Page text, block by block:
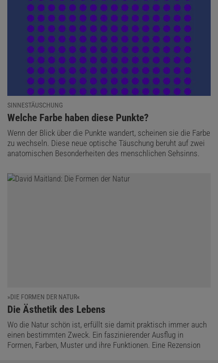
SINNESTÄUSCHUNG
:
Welche Farbe haben diese Punkte?
Wenn der Blick über die Punkte wandert, scheinen sie die Farbe
zu wechseln. Diese neue optische Täuschung beruht auf zwei
anatomischen Besonderheiten des menschlichen Sehsinns.
»DIE FORMEN DER NATUR«
:
Die Ästhetik des Lebens
Wo die Natur schön ist, erfüllt sie damit praktisch immer auch
einen bestimmten Zweck. Ein faszinierender Ausflug in
Formen, Farben, Muster und ihre Funktionen. Eine Rezension